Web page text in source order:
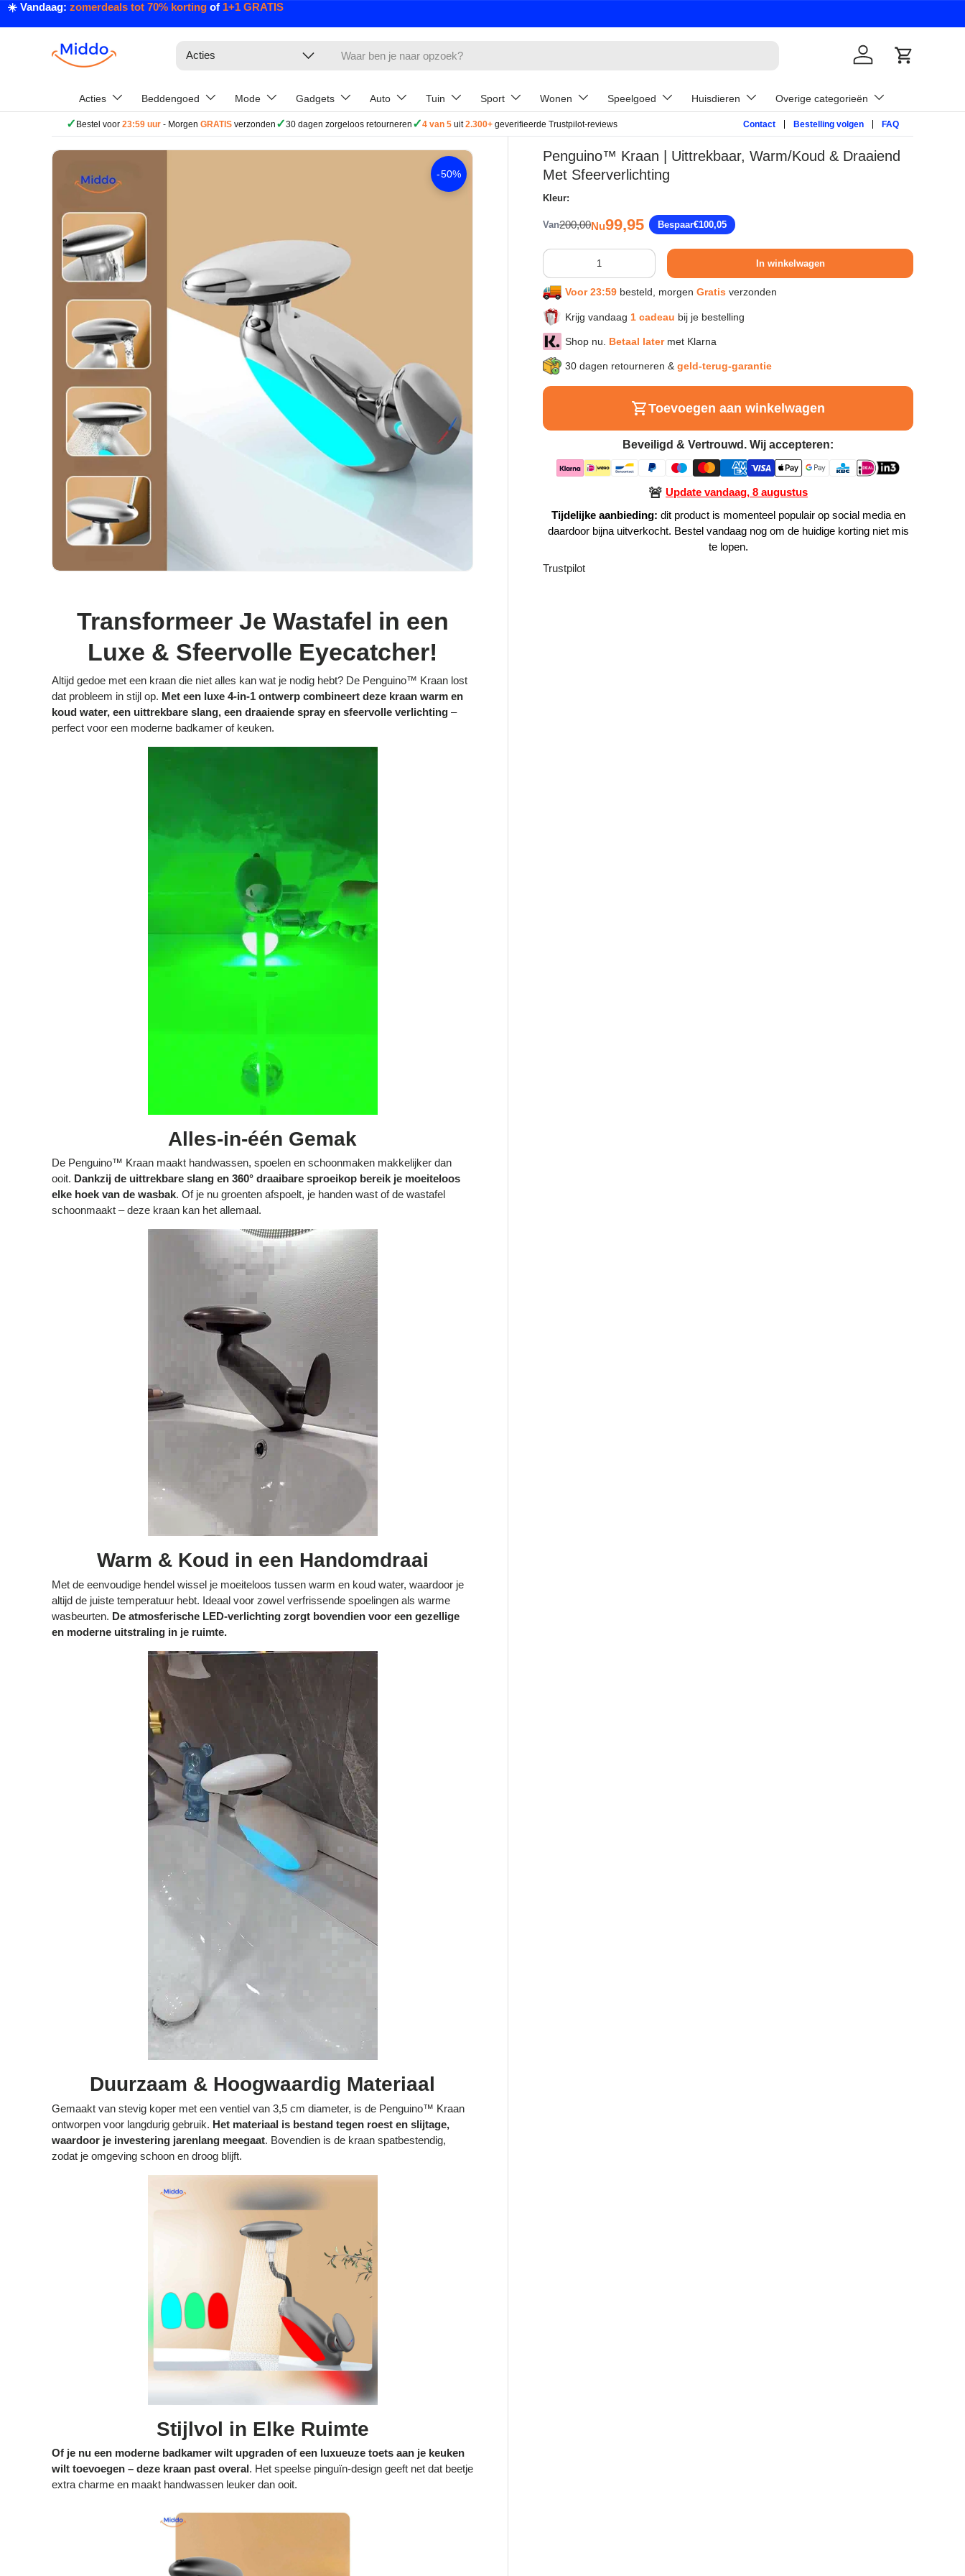
Ga naar inhoud
☀️ Vandaag: zomerdeals tot 70% korting of 1+1 GRATIS
Acties InloggenWinkelwagen
Acties Beddengoed Mode Gadgets Auto Tuin Sport Wonen Speelgoed Huisdieren Overige categorieën
✓ Bestel voor 23:59 uur - Morgen GRATIS verzonden ✓30 dagen zorgeloos retourneren ✓4 van 5 uit2.300+ geverifieerde Trustpilot-reviews Contact Bestelling volgen FAQ
Ga direct naar productinformatie -50%
Penguino™ Kraan | Uittrekbaar, Warm/Koud & Draaiend
Met Sfeerverlichting
Kleur:
VanReguliere prijs
200,00Verkoopprijs
Nu99,95 Bespaar€100,05
Aantal
In winkelwagen
Voor 23:59 besteld, morgen Gratis verzonden
Krijg vandaag 1 cadeau bij je bestelling
Shop nu. Betaal latermet Klarna
30 dagen retourneren & geld-terug-garantie
Toevoegen aan winkelwagen
Beveiligd & Vertrouwd. Wij accepteren:
🚨 Update vandaag, 8 augustus
Tijdelijke aanbieding: dit product is momenteel populair op social media en
daardoor bijna uitverkocht. Bestel vandaag nog om de huidige korting niet mis
te lopen.
Trustpilot
Transformeer Je Wastafel in een
Luxe & Sfeervolle Eyecatcher!
Altijd gedoe met een kraan die niet alles kan wat je nodig hebt? De Penguino™ Kraan lost
dat probleem in stijl op. Met een luxe 4-in-1 ontwerp combineert deze kraan warm en
koud water, een uittrekbare slang, een draaiende spray en sfeervolle verlichting –
perfect voor een moderne badkamer of keuken.
Alles-in-één Gemak
De Penguino™ Kraan maakt handwassen, spoelen en schoonmaken makkelijker dan
ooit. Dankzij de uittrekbare slang en 360° draaibare sproeikop bereik je moeiteloos
elke hoek van de wasbak. Of je nu groenten afspoelt, je handen wast of de wastafel
schoonmaakt – deze kraan kan het allemaal.
Warm & Koud in een Handomdraai
Met de eenvoudige hendel wissel je moeiteloos tussen warm en koud water, waardoor je
altijd de juiste temperatuur hebt. Ideaal voor zowel verfrissende spoelingen als warme
wasbeurten. De atmosferische LED-verlichting zorgt bovendien voor een gezellige
en moderne uitstraling in je ruimte.
Duurzaam & Hoogwaardig Materiaal
Gemaakt van stevig koper met een ventiel van 3,5 cm diameter, is de Penguino™ Kraan
ontworpen voor langdurig gebruik. Het materiaal is bestand tegen roest en slijtage,
waardoor je investering jarenlang meegaat. Bovendien is de kraan spatbestendig,
zodat je omgeving schoon en droog blijft.
Stijlvol in Elke Ruimte
Of je nu een moderne badkamer wilt upgraden of een luxueuze toets aan je keuken
wilt toevoegen – deze kraan past overal. Het speelse pinguïn-design geeft net dat beetje
extra charme en maakt handwassen leuker dan ooit.